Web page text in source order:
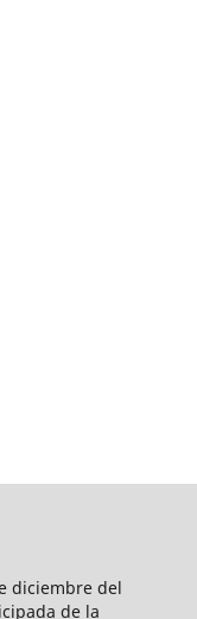
diciembre del
de la